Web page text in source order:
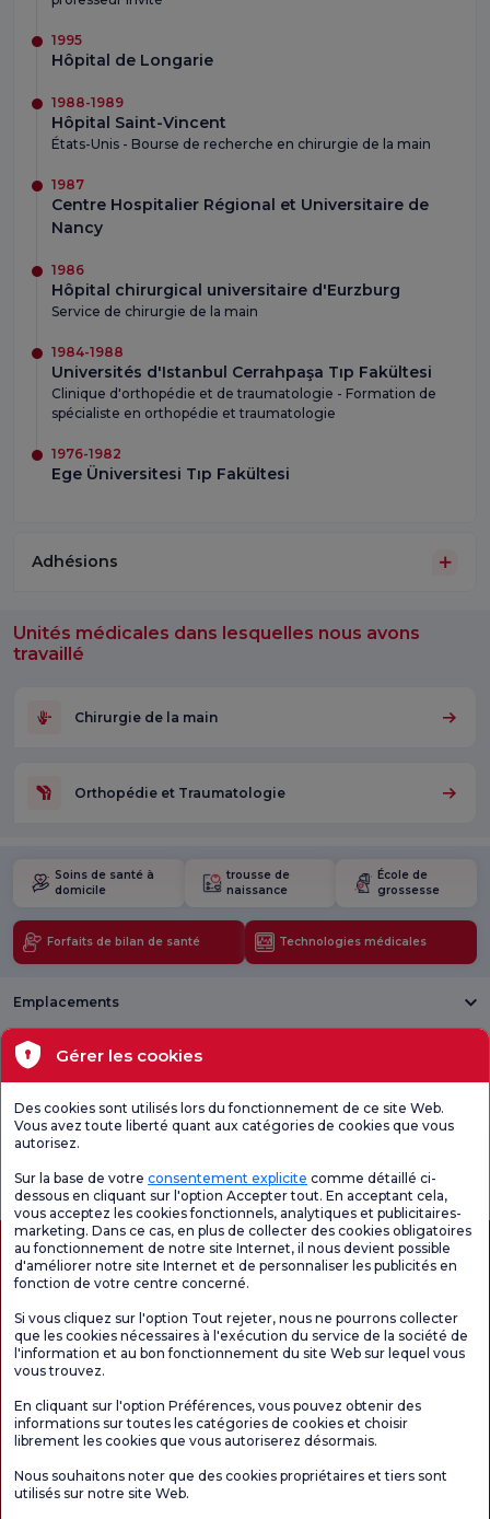
1995
Hôpital de Longarie
1988-1989
Hôpital Saint-Vincent
États-Unis - Bourse de recherche en chirurgie de la main
1987
Centre Hospitalier Régional et Universitaire de
Nancy
1986
Hôpital chirurgical universitaire d'Eurzburg
Service de chirurgie de la main
1984-1988
Universités d'Istanbul Cerrahpaşa Tıp Fakültesi
Clinique d'orthopédie et de traumatologie - Formation de
spécialiste en orthopédie et traumatologie
1976-1982
Ege Üniversitesi Tıp Fakültesi
Adhésions
Unités médicales dans lesquelles nous avons
travaillé
Chirurgie de la main
Orthopédie et Traumatologie
Soins de santé à
domicile
trousse de
naissance
École de
grossesse
Forfaits de bilan de santé Technologies médicales
Emplacements
Santé actuelle
Unités médicales
générale de
satisfaction
questionnaire de
satisfaction.
satisfaction sur
les promotions
Le contenu de cette page est fourni à titre informatif uniquement. N'hésitez pas à
consulter votre médecin pour obtenir un diagnostic et un traitement.
Gérer les cookies
Des cookies sont utilisés lors du fonctionnement de ce site Web.
Vous avez toute liberté quant aux catégories de cookies que vous
autorisez.
Sur la base de votre consentement explicite comme détaillé ci-
dessous en cliquant sur l'option Accepter tout. En acceptant cela,
vous acceptez les cookies fonctionnels, analytiques et publicitaires-
marketing. Dans ce cas, en plus de collecter des cookies obligatoires
au fonctionnement de notre site Internet, il nous devient possible
d'améliorer notre site Internet et de personnaliser les publicités en
fonction de votre centre concerné.
Si vous cliquez sur l'option Tout rejeter, nous ne pourrons collecter
que les cookies nécessaires à l'exécution du service de la société de
l'information et au bon fonctionnement du site Web sur lequel vous
vous trouvez.
En cliquant sur l'option Préférences, vous pouvez obtenir des
informations sur toutes les catégories de cookies et choisir
librement les cookies que vous autoriserez désormais.
Nous souhaitons noter que des cookies propriétaires et tiers sont
utilisés sur notre site Web.